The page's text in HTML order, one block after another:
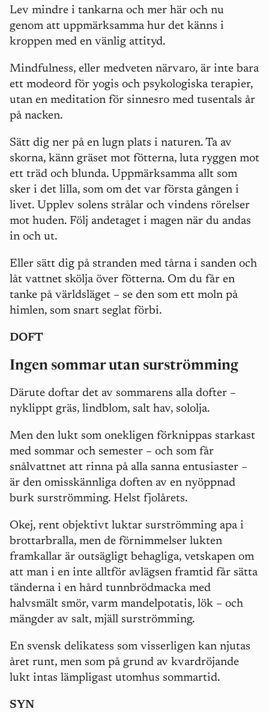
Lev mindre i tankarna och mer här och nu
genom att uppmärksamma hur det känns i
kroppen med en vänlig attityd.
Mindfulness, eller medveten närvaro, är inte bara
ett modeord för yogis och psykologiska terapier,
utan en meditation för sinnesro med tusentals år
på nacken.
Sätt dig ner på en lugn plats i naturen. Ta av
skorna, känn gräset mot fötterna, luta ryggen mot
ett träd och blunda. Uppmärksamma allt som
sker i det lilla, som om det var första gången i
livet. Upplev solens strålar och vindens rörelser
mot huden. Följ andetaget i magen när du andas
in och ut.
Eller sätt dig på stranden med tårna i sanden och
låt vattnet skölja över fötterna. Om du får en
tanke på världsläget – se den som ett moln på
himlen, som snart seglat förbi.
DOFT
Ingen sommar utan surströmming
Därute doftar det av sommarens alla dofter –
nyklippt gräs, lindblom, salt hav, sololja.
Men den lukt som onekligen förknippas starkast
med sommar och semester – och som får
snålvattnet att rinna på alla sanna entusiaster –
är den omisskännliga doften av en nyöppnad
burk surströmming. Helst fjolårets.
Okej, rent objektivt luktar surströmming apa i
brottarbralla, men de förnimmelser lukten
framkallar är outsägligt behagliga, vetskapen om
att man i en inte alltför avlägsen framtid får sätta
tänderna i en hård tunnbrödmacka med
halvsmält smör, varm mandelpotatis, lök – och
mängder av salt, mjäll surströmming.
En svensk delikatess som visserligen kan njutas
året runt, men som på grund av kvardröjande
lukt intas lämpligast utomhus sommartid.
SYN